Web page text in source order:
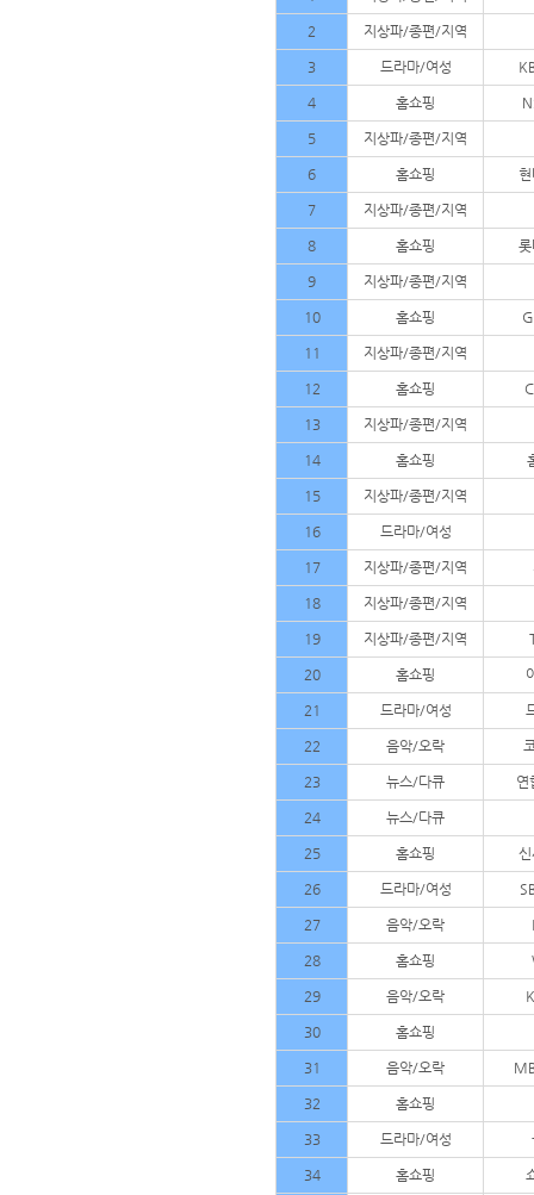
2 지상파/종편/지역
3 드라마/여성
4 홈쇼핑
5 지상파/종편/지역
6 홈쇼핑
7 지상파/종편/지역
8 홈쇼핑
9 지상파/종편/지역
10 홈쇼핑
11 지상파/종편/지역
12 홈쇼핑
13 지상파/종편/지역
14 홈쇼핑
15 지상파/종편/지역
16 드라마/여성
17 지상파/종편/지역
18 지상파/종편/지역
19 지상파/종편/지역
20 홈쇼핑
21 드라마/여성
22 음악/오락
23 뉴스/다큐 연
24 뉴스/다큐
25 홈쇼핑
26 드라마/여성
27 음악/오락
28 홈쇼핑
29 음악/오락
30 홈쇼핑
31 음악/오락
32 홈쇼핑
33 드라마/여성
34 홈쇼핑